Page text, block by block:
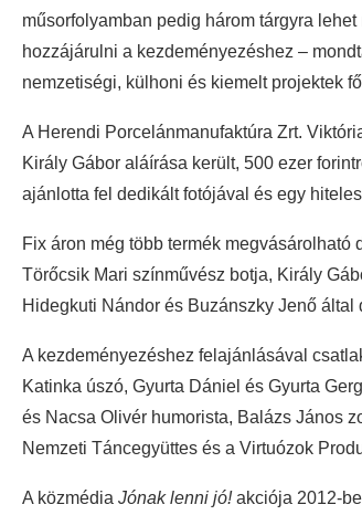
műsorfolyamban pedig három tárgyra
hozzájárulni a kezdeményezéshez –
nemzetiségi, külhoni és kiemelt projektek
A Herendi Porcelánmanufaktúra Zrt.
Király Gábor aláírása került, 500 ezer
ajánlotta fel dedikált fotójával és egy
Fix áron még több termék
Törőcsik Mari színművész botja, Király
Hidegkuti Nándor és Buzánszky Jenő által
A kezdeményezéshez felajánlásával
Katinka úszó, Gyurta Dániel és Gyurta
és Nacsa Olivér humorista, Balázs János
Nemzeti Táncegyüttes és a Virtuózok
A közmédia Jónak lenni jó!akciója 2012-